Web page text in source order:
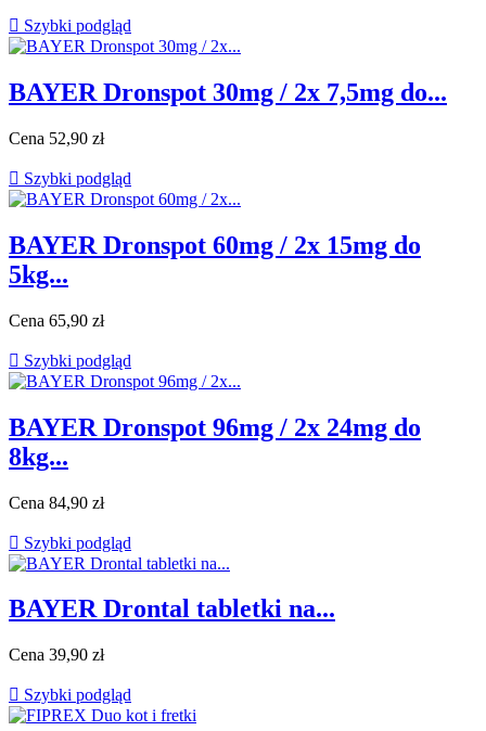
 Szybki podgląd
BAYER Dronspot 30mg / 2x 7,5mg do...
Cena 52,90 zł
 Szybki podgląd
BAYER Dronspot 60mg / 2x 15mg do
5kg...
Cena 65,90 zł
 Szybki podgląd
BAYER Dronspot 96mg / 2x 24mg do
8kg...
Cena 84,90 zł
 Szybki podgląd
BAYER Drontal tabletki na...
Cena 39,90 zł
 Szybki podgląd